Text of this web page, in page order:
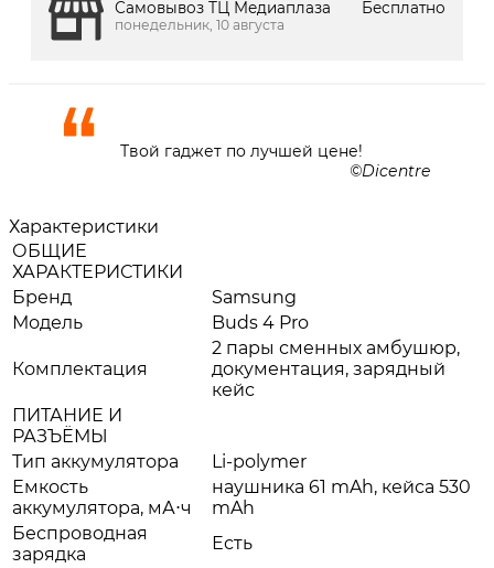
Самовывоз ТЦ Медиаплаза Бесплатно
понедельник, 10 августа
Твой гаджет по лучшей цене!
Dicentre
Характеристики
ОБЩИЕ
ХАРАКТЕРИСТИКИ
Бренд
Samsung
Модель
Buds 4 Pro
Комплектация
2 пары сменных амбушюр,
документация, зарядный
кейс
ПИТАНИЕ И
РАЗЪЁМЫ
Тип аккумулятора
Li-polymer
Емкость
аккумулятора, мА⋅ч
наушника 61 mAh, кейса 530
mAh
Беспроводная
зарядка
Есть